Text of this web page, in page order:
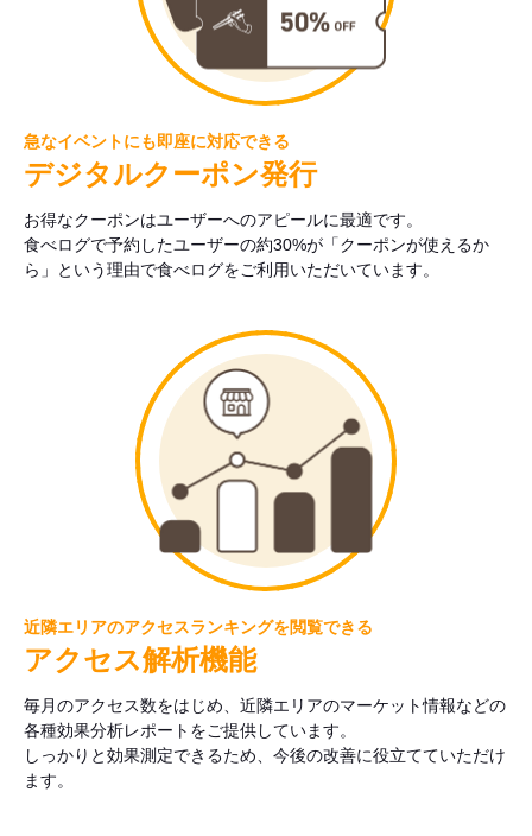
急なイベントにも即座に対応できる
デジタルクーポン発行
お得なクーポンはユーザーへのアピールに最適です。
食べログで予約したユーザーの約30%が「クーポンが使えるか
ら」という理由で食べログをご利用いただいています。
近隣エリアのアクセスランキングを閲覧できる
アクセス解析機能
毎月のアクセス数をはじめ、近隣エリアのマーケット情報などの
各種効果分析レポートをご提供しています。
しっかりと効果測定できるため、今後の改善に役立てていただけ
ます。